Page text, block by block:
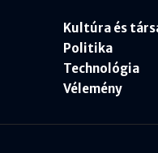
Kultúra és
Politika
Technológia
Vélemény